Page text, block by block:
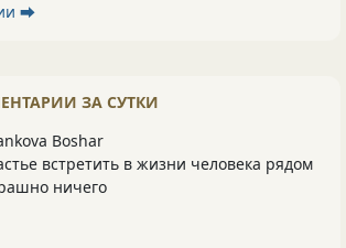
⮕
ЗА СУТКИ
Boshar
встретить в жизни человека рядом
ничего